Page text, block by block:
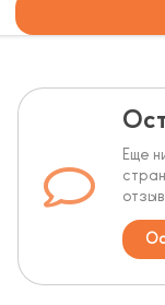
Еще